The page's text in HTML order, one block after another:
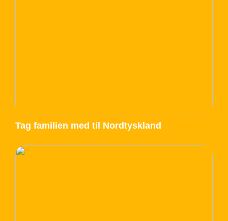
Tag familien med til Nordtyskland